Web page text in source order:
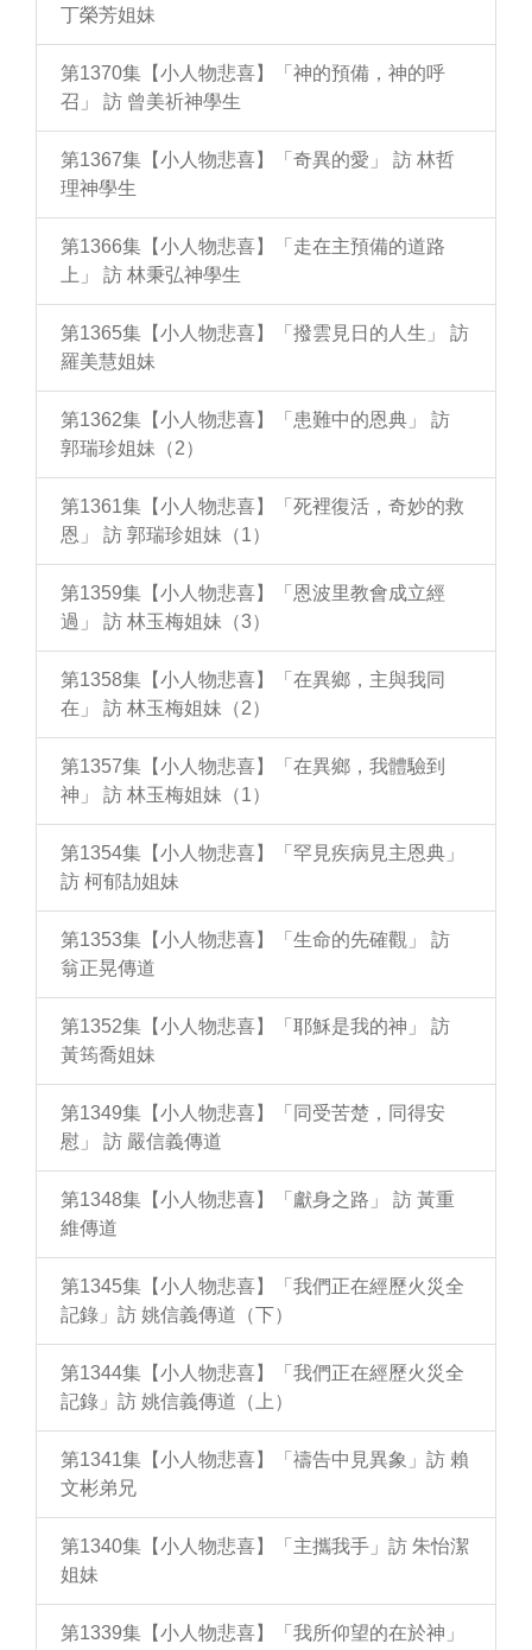
丁榮芳姐妹
第1370集【小人物悲喜】「神的預備，神的呼
召」 訪 曾美祈神學生
第1367集【小人物悲喜】「奇異的愛」 訪 林哲
理神學生
第1366集【小人物悲喜】「走在主預備的道路
上」 訪 林秉弘神學生
第1365集【小人物悲喜】「撥雲見日的人生」 訪
羅美慧姐妹
第1362集【小人物悲喜】「患難中的恩典」 訪
郭瑞珍姐妹（2）
第1361集【小人物悲喜】「死裡復活，奇妙的救
恩」 訪 郭瑞珍姐妹（1）
第1359集【小人物悲喜】「恩波里教會成立經
過」 訪 林玉梅姐妹（3）
第1358集【小人物悲喜】「在異鄉，主與我同
在」 訪 林玉梅姐妹（2）
第1357集【小人物悲喜】「在異鄉，我體驗到
神」 訪 林玉梅姐妹（1）
第1354集【小人物悲喜】「罕見疾病見主恩典」
訪 柯郁劼姐妹
第1353集【小人物悲喜】「生命的先確觀」 訪
翁正晃傳道
第1352集【小人物悲喜】「耶穌是我的神」 訪
黃筠喬姐妹
第1349集【小人物悲喜】「同受苦楚，同得安
慰」 訪 嚴信義傳道
第1348集【小人物悲喜】「獻身之路」 訪 黃重
維傳道
第1345集【小人物悲喜】「我們正在經歷火災全
記錄」訪 姚信義傳道（下）
第1344集【小人物悲喜】「我們正在經歷火災全
記錄」訪 姚信義傳道（上）
第1341集【小人物悲喜】「禱告中見異象」訪 賴
文彬弟兄
第1340集【小人物悲喜】「主攜我手」訪 朱怡潔
姐妹
第1339集【小人物悲喜】「我所仰望的在於神」